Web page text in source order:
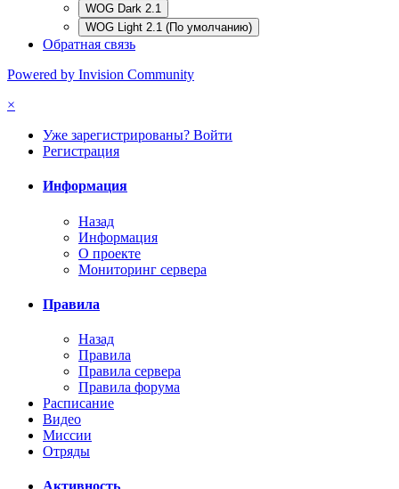
WOG Dark 2.1
WOG Light 2.1 (По умолчанию)
Обратная связь
Powered by Invision Community
×
Уже зарегистрированы? Войти
Регистрация
Информация
Назад
Информация
О проекте
Мониторинг сервера
Правила
Назад
Правила
Правила сервера
Правила форума
Расписание
Видео
Миссии
Отряды